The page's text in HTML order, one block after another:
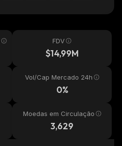
FDV
$14,99M
Vol/Cap Mercado 24h
0%
Moedas em Circulação
3,629